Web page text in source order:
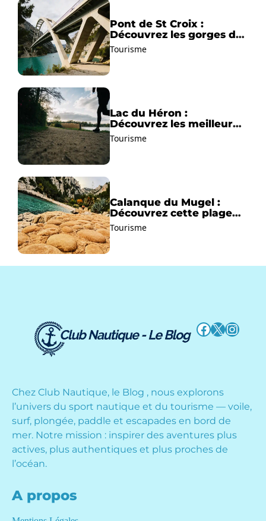
Pont de St Croix :
Découvrez les gorges du
Verdon !
Tourisme
Lac du Héron :
Découvrez les meilleurs
sentiers de randonnée !
Tourisme
Calanque du Mugel :
Découvrez cette plage
paradisiaque à La Ciotat
!
Tourisme
Facebook
X
Chez Club Nautique, le Blog , nous explorons
l’univers du sport nautique et du tourisme — voile,
surf, plongée, paddle et escapades en bord de
mer. Notre mission : inspirer des aventures plus
actives, plus authentiques et plus proches de
l’océan.
A propos